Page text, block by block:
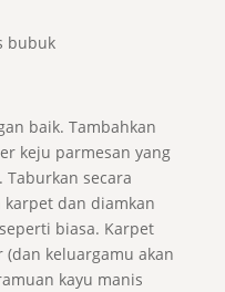
bubuk
baik. Tambahkan
keju parmesan yang
secara
dan diamkan
biasa. Karpet
keluargamu akan
kayu manis